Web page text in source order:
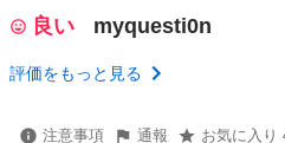
良い myquesti0n
評価をもっと見る
注意事項 通報 お気に入り